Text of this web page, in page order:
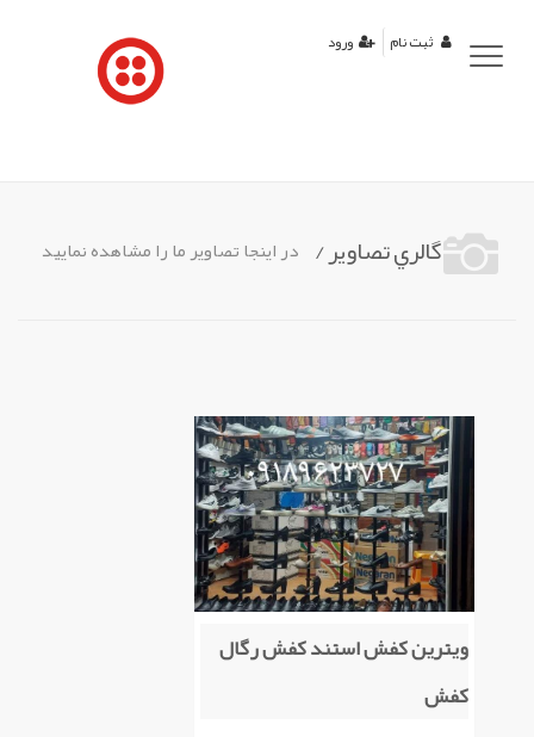
ثبت نام ورود
گالري تصاوير / در اينجا تصاوير ما را مشاهده نماييد
ویترین کفش استند کفش رگال
کفش